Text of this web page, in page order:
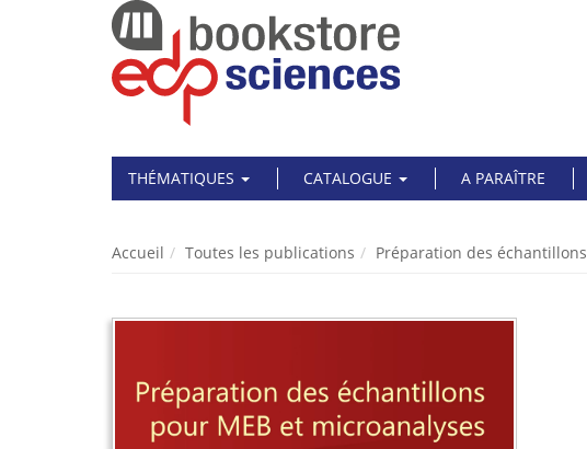
THÉMATIQUES
CATALOGUE A PARAÎTRE
Accueil Toutes les publications Préparation des